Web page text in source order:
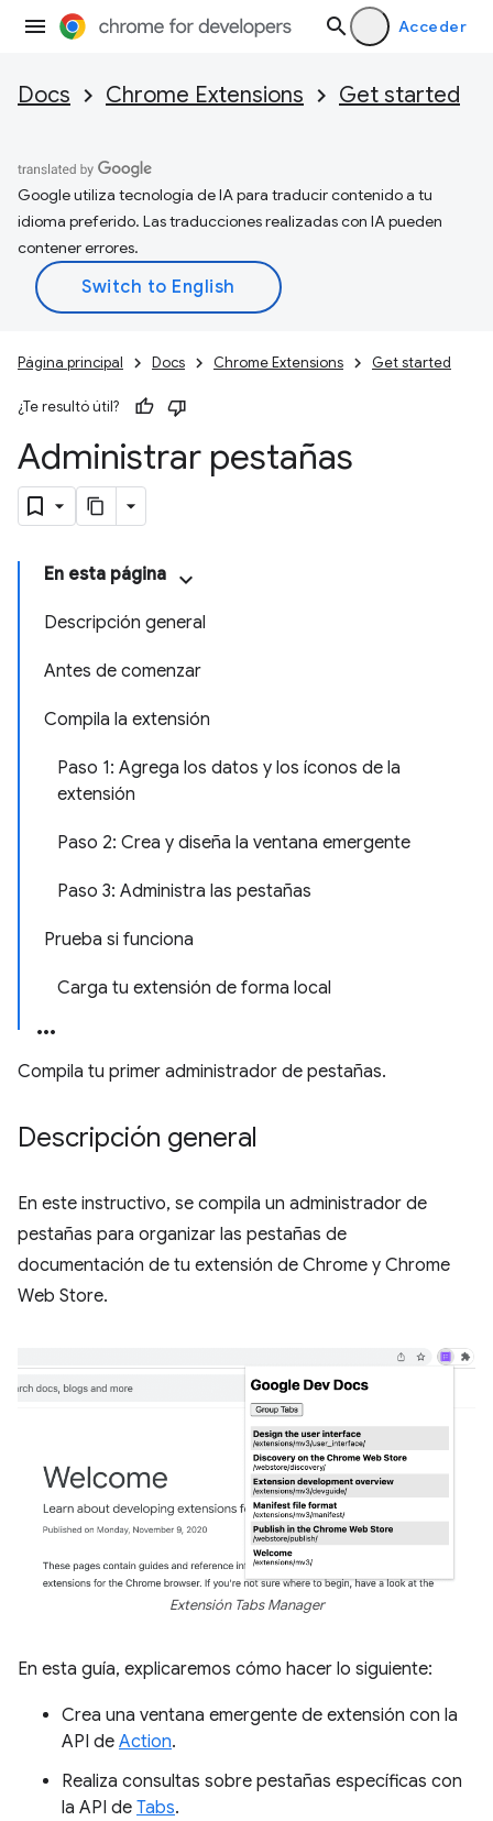
Acceder
Docs Chrome Extensions Get started
Google utiliza tecnología de IA para traducir contenido a tu
idioma preferido. Las traducciones realizadas con IA pueden
contener errores.
Página principal Docs Chrome Extensions Get started
¿Te resultó útil?
Administrar pestañas
En esta página
Descripción general
Antes de comenzar
Compila la extensión
Paso 1: Agrega los datos y los íconos de la
extensión
Paso 2: Crea y diseña la ventana emergente
Paso 3: Administra las pestañas
Prueba si funciona
Carga tu extensión de forma local
Compila tu primer administrador de pestañas.
Descripción general
En este instructivo, se compila un administrador de
pestañas para organizar las pestañas de
documentación de tu extensión de Chrome y Chrome
Web Store.
Extensión Tabs Manager
En esta guía, explicaremos cómo hacer lo siguiente:
Crea una ventana emergente de extensión con la
API de Action.
Realiza consultas sobre pestañas específicas con
la API de Tabs.